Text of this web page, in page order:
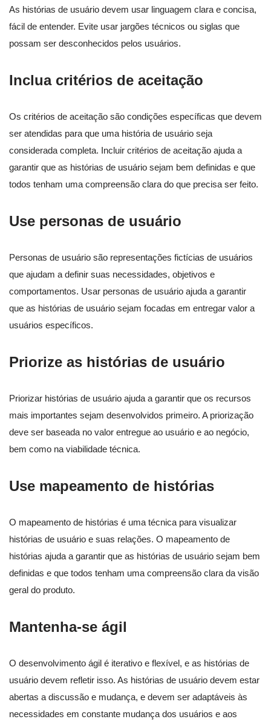
As histórias de usuário devem usar linguagem clara e concisa,
fácil de entender. Evite usar jargões técnicos ou siglas que
possam ser desconhecidos pelos usuários.
Inclua critérios de aceitação
Os critérios de aceitação são condições específicas que devem
ser atendidas para que uma história de usuário seja
considerada completa. Incluir critérios de aceitação ajuda a
garantir que as histórias de usuário sejam bem definidas e que
todos tenham uma compreensão clara do que precisa ser feito.
Use personas de usuário
Personas de usuário são representações fictícias de usuários
que ajudam a definir suas necessidades, objetivos e
comportamentos. Usar personas de usuário ajuda a garantir
que as histórias de usuário sejam focadas em entregar valor a
usuários específicos.
Priorize as histórias de usuário
Priorizar histórias de usuário ajuda a garantir que os recursos
mais importantes sejam desenvolvidos primeiro. A priorização
deve ser baseada no valor entregue ao usuário e ao negócio,
bem como na viabilidade técnica.
Use mapeamento de histórias
O mapeamento de histórias é uma técnica para visualizar
histórias de usuário e suas relações. O mapeamento de
histórias ajuda a garantir que as histórias de usuário sejam bem
definidas e que todos tenham uma compreensão clara da visão
geral do produto.
Mantenha-se ágil
O desenvolvimento ágil é iterativo e flexível, e as histórias de
usuário devem refletir isso. As histórias de usuário devem estar
abertas a discussão e mudança, e devem ser adaptáveis às
necessidades em constante mudança dos usuários e aos